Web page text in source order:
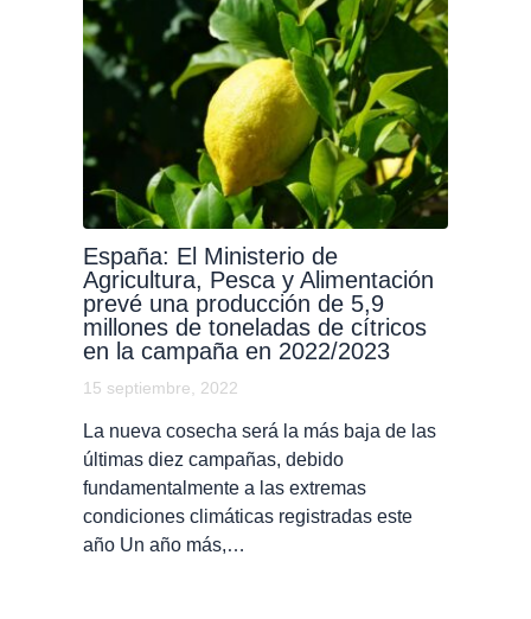
España: El Ministerio de
Agricultura, Pesca y Alimentación
prevé una producción de 5,9
millones de toneladas de cítricos
en la campaña en 2022/2023
15 septiembre, 2022
La nueva cosecha será la más baja de las
últimas diez campañas, debido
fundamentalmente a las extremas
condiciones climáticas registradas este
año Un año más,…